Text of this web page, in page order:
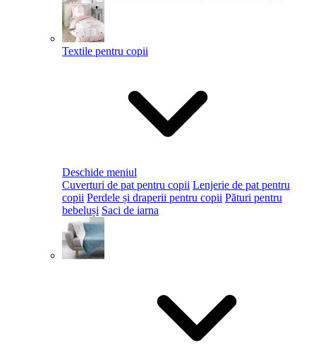
Textile pentru copii
Deschide meniul
Cuverturi de pat pentru copii Lenjerie de pat pentru
copii Perdele și draperii pentru copii Pături pentru
bebeluși Saci de iarna